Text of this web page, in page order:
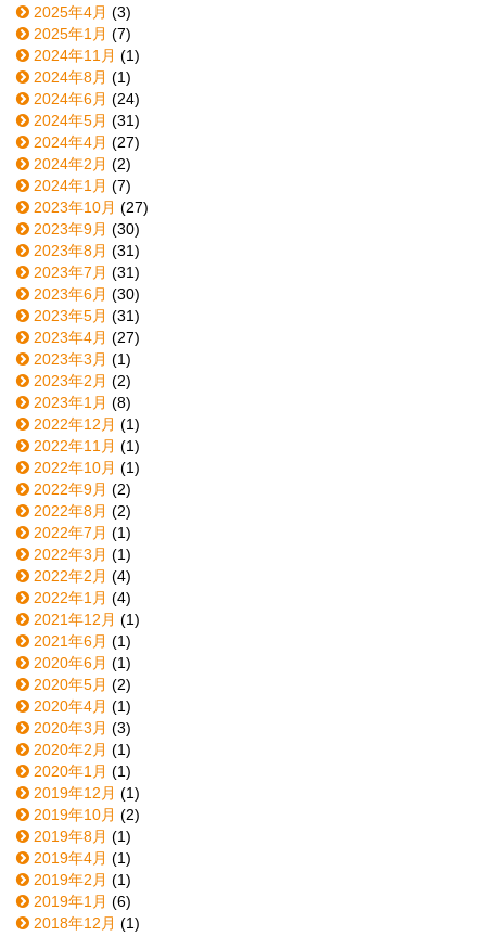
2025年4月 (3)
2025年1月 (7)
2024年11月 (1)
2024年8月 (1)
2024年6月 (24)
2024年5月 (31)
2024年4月 (27)
2024年2月 (2)
2024年1月 (7)
2023年10月 (27)
2023年9月 (30)
2023年8月 (31)
2023年7月 (31)
2023年6月 (30)
2023年5月 (31)
2023年4月 (27)
2023年3月 (1)
2023年2月 (2)
2023年1月 (8)
2022年12月 (1)
2022年11月 (1)
2022年10月 (1)
2022年9月 (2)
2022年8月 (2)
2022年7月 (1)
2022年3月 (1)
2022年2月 (4)
2022年1月 (4)
2021年12月 (1)
2021年6月 (1)
2020年6月 (1)
2020年5月 (2)
2020年4月 (1)
2020年3月 (3)
2020年2月 (1)
2020年1月 (1)
2019年12月 (1)
2019年10月 (2)
2019年8月 (1)
2019年4月 (1)
2019年2月 (1)
2019年1月 (6)
2018年12月 (1)